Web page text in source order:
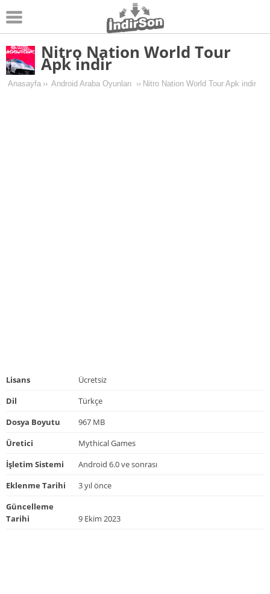
Android
Pc Oyunları
Nitro Nation World Tour
Apk indir
Anasayfa ›› Android Araba Oyunları ›› Nitro Nation World Tour Apk indir
Lisans
Ücretsiz
Dil
Türkçe
Dosya Boyutu
967 MB
Üretici
Mythical Games
İşletim Sistemi
Android 6.0 ve sonrası
Eklenme Tarihi
3 yıl önce
Güncelleme
Tarihi
9 Ekim 2023